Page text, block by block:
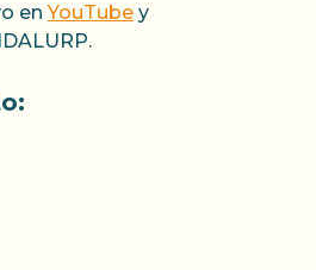
enYouTube y